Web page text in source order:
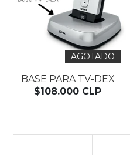
AGOTADO
BASE PARA TV-DEX
$108.000 CLP